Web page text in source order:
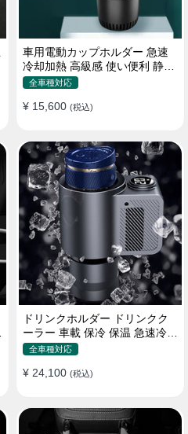
車用電動カップホルダー 急速
冷却加熱 高級感 使い便利 静音
収納 飲み物
全車種対応
¥ 15,600 (税込)
ドリンクホルダー ドリンクク
ーラー 車載 保冷 保温 急速冷却
缶対応
全車種対応
¥ 24,100 (税込)